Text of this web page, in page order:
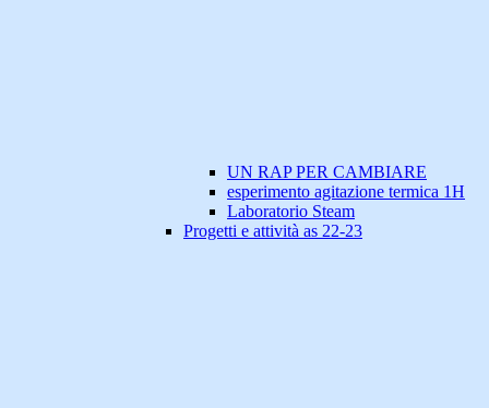
UN RAP PER CAMBIARE
esperimento agitazione termica 1H
Laboratorio Steam
Progetti e attività as 22-23